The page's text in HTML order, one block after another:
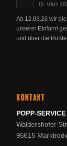
10. März
Ab 12.03.26 wir
unserer Einfahrt
und über die
KONTAKT
POPP-
Waldershofer
95615